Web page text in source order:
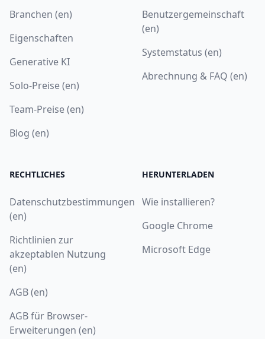
Branchen (en)
Eigenschaften
Generative KI
Solo-Preise (en)
Team-Preise (en)
Blog (en)
Benutzergemeinschaft
(en)
Systemstatus (en)
Abrechnung & FAQ (en)
RECHTLICHES
Datenschutzbestimmungen
(en)
Richtlinien zur
akzeptablen Nutzung
(en)
AGB (en)
AGB für Browser-
Erweiterungen (en)
HERUNTERLADEN
Wie installieren?
Google Chrome
Microsoft Edge